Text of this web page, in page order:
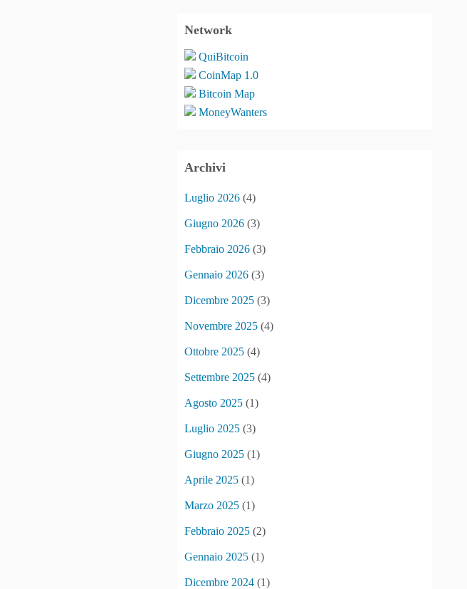
Network
QuiBitcoin
CoinMap 1.0
Bitcoin Map
MoneyWanters
Archivi
Luglio 2026 (4)
Giugno 2026 (3)
Febbraio 2026 (3)
Gennaio 2026 (3)
Dicembre 2025 (3)
Novembre 2025 (4)
Ottobre 2025 (4)
Settembre 2025 (4)
Agosto 2025 (1)
Luglio 2025 (3)
Giugno 2025 (1)
Aprile 2025 (1)
Marzo 2025 (1)
Febbraio 2025 (2)
Gennaio 2025 (1)
Dicembre 2024 (1)